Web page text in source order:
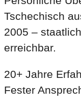
Tschechisch
2005 –
erreichbar.
20+ Jahre
Fester